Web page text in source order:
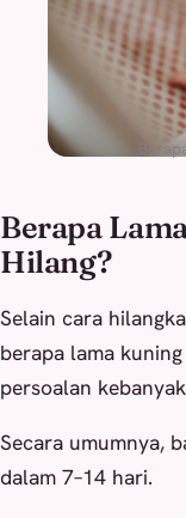
Berapa
Hilang?
Selain cara
berapa lama
persoalan
Secara umumnya,
dalam 7–14 hari.